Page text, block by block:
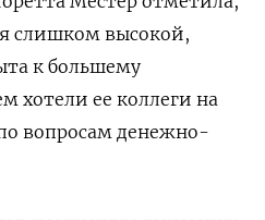
слишком высокой,
к большему
хотели ее коллеги на
вопросам денежно-